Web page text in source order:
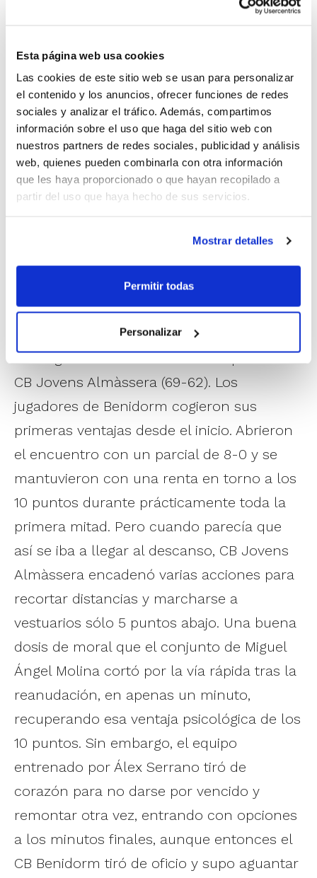
Esta página web usa cookies
Las cookies de este sitio web se usan para personalizar
el contenido y los anuncios, ofrecer funciones de redes
sociales y analizar el tráfico. Además, compartimos
información sobre el uso que haga del sitio web con
nuestros partners de redes sociales, publicidad y análisis
web, quienes pueden combinarla con otra información
que les haya proporcionado o que hayan recopilado a
partir del uso que haya hecho de sus servicios.
Mostrar detalles
Permitir todas
Personalizar
final apretado que se intuía desde el
comienzo. Un final de partido que no
defraudó, con ambos equipos luchando
cada balón como si fuera el último y
entregados al sueño de estar en la gran
final, un premio que finalmente ha
terminado llevándose In side Godella, que
Pabellón de Gata de Gorgos este domingo
para tratar de alzarse con el título de
El segundo billete para la final lo ha
conseguido CB Benidorm tras imponerse a
CB Jovens Almàssera (69-62). Los
jugadores de Benidorm cogieron sus
primeras ventajas desde el inicio. Abrieron
el encuentro con un parcial de 8-0 y se
mantuvieron con una renta en torno a los
10 puntos durante prácticamente toda la
primera mitad. Pero cuando parecía que
así se iba a llegar al descanso, CB Jovens
Almàssera encadenó varias acciones para
recortar distancias y marcharse a
vestuarios sólo 5 puntos abajo. Una buena
dosis de moral que el conjunto de Miguel
Ángel Molina cortó por la vía rápida tras la
reanudación, en apenas un minuto,
recuperando esa ventaja psicológica de los
10 puntos. Sin embargo, el equipo
entrenado por Álex Serrano tiró de
corazón para no darse por vencido y
remontar otra vez, entrando con opciones
a los minutos finales, aunque entonces el
CB Benidorm tiró de oficio y supo aguantar